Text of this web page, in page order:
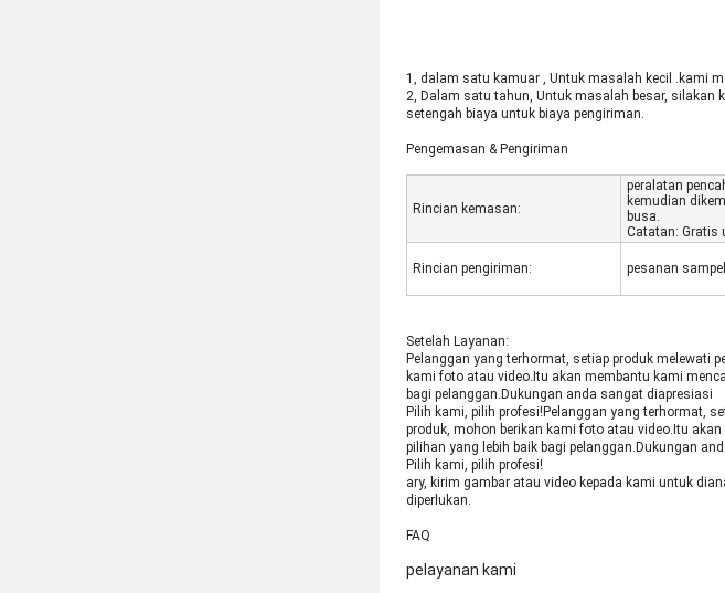
1, dalam satu kamuar , Untuk masalah kecil .kami
2, Dalam satu tahun, Untuk masalah besar, silakan
setengah biaya untuk biaya pengiriman.
Pengemasan & Pengiriman
Rincian kemasan:
peralatan
kemudian
busa.
Catatan: Gratis
Rincian pengiriman: pesanan
Setelah Layanan:
Pelanggan yang terhormat, setiap produk melewati
kami foto atau video.Itu akan membantu kami
bagi pelanggan.Dukungan anda sangat diapresiasi
Pilih kami, pilih profesi!Pelanggan yang terhormat,
produk, mohon berikan kami foto atau video.Itu
pilihan yang lebih baik bagi pelanggan.Dukungan
Pilih kami, pilih profesi!
ary, kirim gambar atau video kepada kami untuk
diperlukan.
FAQ
pelayanan kami